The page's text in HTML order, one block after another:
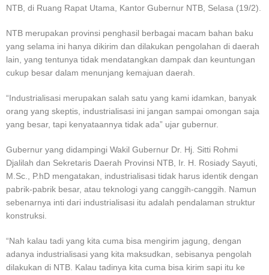
NTB, di Ruang Rapat Utama, Kantor Gubernur NTB, Selasa (19/2).
NTB merupakan provinsi penghasil berbagai macam bahan baku
yang selama ini hanya dikirim dan dilakukan pengolahan di daerah
lain, yang tentunya tidak mendatangkan dampak dan keuntungan
cukup besar dalam menunjang kemajuan daerah.
“Industrialisasi merupakan salah satu yang kami idamkan, banyak
orang yang skeptis, industrialisasi ini jangan sampai omongan saja
yang besar, tapi kenyataannya tidak ada” ujar gubernur.
Gubernur yang didampingi Wakil Gubernur Dr. Hj. Sitti Rohmi
Djalilah dan Sekretaris Daerah Provinsi NTB, Ir. H. Rosiady Sayuti,
M.Sc., P.hD mengatakan, industrialisasi tidak harus identik dengan
pabrik-pabrik besar, atau teknologi yang canggih-canggih. Namun
sebenarnya inti dari industrialisasi itu adalah pendalaman struktur
konstruksi.
“Nah kalau tadi yang kita cuma bisa mengirim jagung, dengan
adanya industrialisasi yang kita maksudkan, sebisanya pengolah
dilakukan di NTB. Kalau tadinya kita cuma bisa kirim sapi itu ke